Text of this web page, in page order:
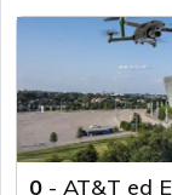
0 - AT&T ed